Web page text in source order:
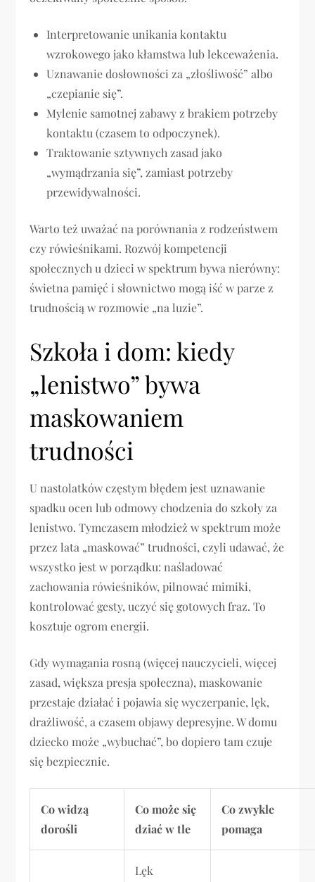
Interpretowanie unikania kontaktu
wzrokowego jako kłamstwa lub lekceważenia.
Uznawanie dosłowności za „złośliwość” albo
„czepianie się”.
Mylenie samotnej zabawy z brakiem potrzeby
kontaktu (czasem to odpoczynek).
Traktowanie sztywnych zasad jako
„wymądrzania się”, zamiast potrzeby
przewidywalności.
Warto też uważać na porównania z rodzeństwem
czy rówieśnikami. Rozwój kompetencji
społecznych u dzieci w spektrum bywa nierówny:
świetna pamięć i słownictwo mogą iść w parze z
trudnością w rozmowie „na luzie”.
Szkoła i dom: kiedy
„lenistwo” bywa
maskowaniem
trudności
U nastolatków częstym błędem jest uznawanie
spadku ocen lub odmowy chodzenia do szkoły za
lenistwo. Tymczasem młodzież w spektrum może
przez lata „maskować” trudności, czyli udawać, że
wszystko jest w porządku: naśladować
zachowania rówieśników, pilnować mimiki,
kontrolować gesty, uczyć się gotowych fraz. To
kosztuje ogrom energii.
Gdy wymagania rosną (więcej nauczycieli, więcej
zasad, większa presja społeczna), maskowanie
przestaje działać i pojawia się wyczerpanie, lęk,
drażliwość, a czasem objawy depresyjne. W domu
dziecko może „wybuchać”, bo dopiero tam czuje
się bezpiecznie.
Co widzą
dorośli
Co może się
dziać w tle
Co zwykle
pomaga
Lęk